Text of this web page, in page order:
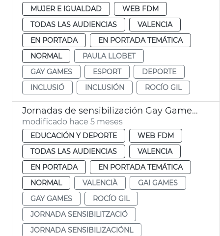
MUJER E IGUALDAD
WEB FDM
TODAS LAS AUDIENCIAS
VALENCIA
EN PORTADA
EN PORTADA TEMÁTICA
NORMAL
PAULA LLOBET
GAY GAMES
ESPORT
DEPORTE
INCLUSIÓ
INCLUSIÓN ROCÍO GIL
Jornadas de sensibilización Gay Games València
modificado hace 5 meses
EDUCACIÓN Y DEPORTE
WEB FDM
TODAS LAS AUDIENCIAS
VALENCIA
EN PORTADA
EN PORTADA TEMÁTICA
NORMAL
VALENCIÀ
GAI GAMES
GAY GAMES
ROCÍO GIL
JORNADA SENSIBILITZACIÓ
JORNADA SENSIBILIZACIÓNL